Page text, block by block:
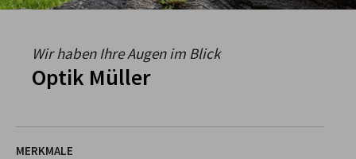
Gastgeber
Wandern
Mountainbike
Tipps
Wir haben Ihre Augen im Blick
Optik Müller
MERKMALE